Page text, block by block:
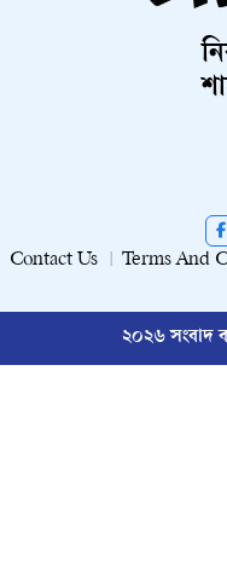
Contact Us Terms And
২০২৬ সংবাদ